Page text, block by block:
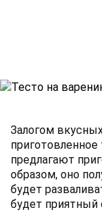
Залогом
предлагают
образом, оно
будет
будет приятный